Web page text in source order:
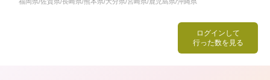
ログインして
行った数を見る